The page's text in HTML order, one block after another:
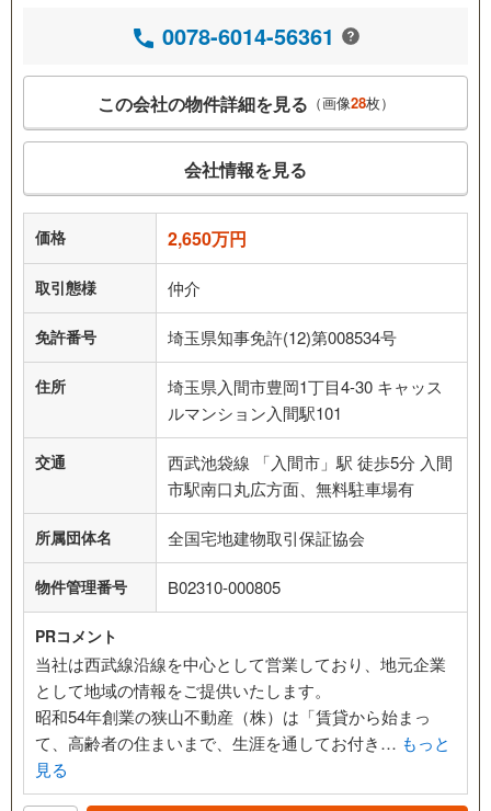
0078-6014-56361
この会社の物件詳細を見る （画像28枚）
会社情報を見る
価格 2,650万円
取引態様 仲介
免許番号 埼玉県知事免許(12)第008534号
住所
埼玉県入間市豊岡1丁目4-30 キャッス
ルマンション入間駅101
交通
西武池袋線 「入間市」駅 徒歩5分 入間
市駅南口丸広方面、無料駐車場有
所属団体名 全国宅地建物取引保証協会
物件管理番号 B02310-000805
PRコメント
当社は西武線沿線を中心として営業しており、地元企業
として地域の情報をご提供いたします。
昭和54年創業の狭山不動産（株）は「賃貸から始まっ
て、高齢者の住まいまで、生涯を通してお付き… もっと
見る